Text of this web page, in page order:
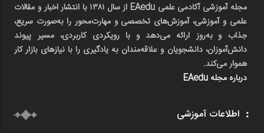
مجله آموزشی آکادمی علمی EAedu از سال ۱۳۸۱ با انتشار اخبار و مقالات
علمی و آموزشی، آموزش‌های تخصصی و مهارت‌محور را به‌صورت سریع،
جذاب و به‌روز ارائه می‌دهد و با رویکردی کاربردی، مسیر پیوند
دانش‌آموزان، دانشجویان و علاقه‌مندان به یادگیری را با نیازهای بازار کار
هموار می‌کند.
درباره مجله EAedu
اطلاعات آموزشی